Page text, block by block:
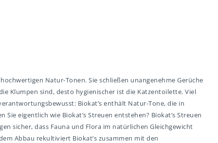
Natur-Tonen. Sie schließen unangenehme Gerüche
Klumpen sind, desto hygienischer ist die Katzentoilette. Viel
Biokat’s enthält Natur-Tone, die in
eigentlich wie Biokat’s Streuen entstehen? Biokat’s Streuen
sicher, dass Fauna und Flora im natürlichen Gleichgewicht
Abbau rekultiviert Biokat’s zusammen mit den